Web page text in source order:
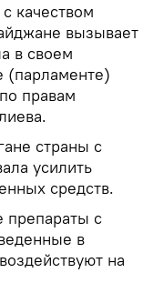
качеством
вызывает
в своем
правам
страны с
усилить
средств.
препараты с
в
на